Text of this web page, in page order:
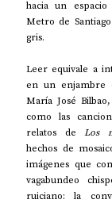
hacia un
Metro de
gris.
Leer equivale a
en un enjambre
María José
como las
relatos de Los
hechos de
imágenes que
vagabundeo
ruiciano: la